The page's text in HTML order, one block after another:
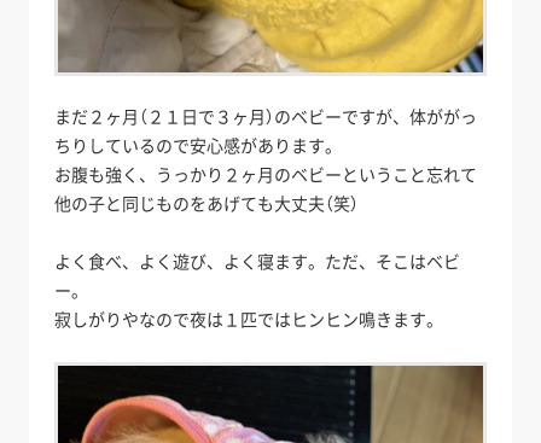
まだ２ヶ月（２１日で３ヶ月）のベビーですが、体ががっ
ちりしているので安心感があります。
お腹も強く、うっかり２ヶ月のベビーということ忘れて
他の子と同じものをあげても大丈夫（笑）
よく食べ、よく遊び、よく寝ます。ただ、そこはベビ
ー。
寂しがりやなので夜は１匹ではヒンヒン鳴きます。